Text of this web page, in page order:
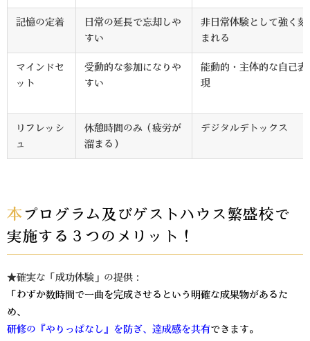
記憶の定着
日常の延長で忘却しや
すい
非日常体験として強く刻
まれる
マインドセ
ット
受動的な参加になりや
すい
能動的・主体的な自己表
現
リフレッシ
ュ
休憩時間のみ（疲労が
溜まる）
デジタルデトックス
本プログラム及びゲストハウス繁盛校で
実施する３つのメリット！
★確実な「成功体験」の提供：
「わずか数時間で一曲を完成させるという明確な成果物があるた
め、
研修の『やりっぱなし』を防ぎ、達成感を共有できます。